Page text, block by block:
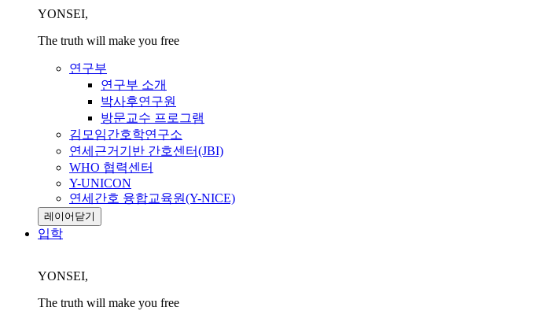
YONSEI,
The truth will make you free
연구부
연구부 소개
박사후연구원
방문교수 프로그램
김모임간호학연구소
연세근거기반 간호센터(JBI)
WHO 협력센터
Y-UNICON
연세간호 융합교육원(Y-NICE)
레이어닫기
입학
YONSEI,
The truth will make you free